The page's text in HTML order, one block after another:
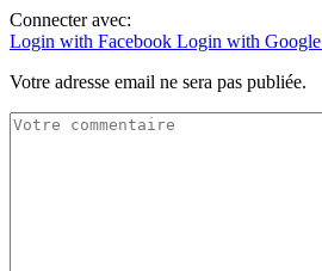
Connecter avec:
Login with Facebook Login with Google
Votre adresse email ne sera pas publiée.